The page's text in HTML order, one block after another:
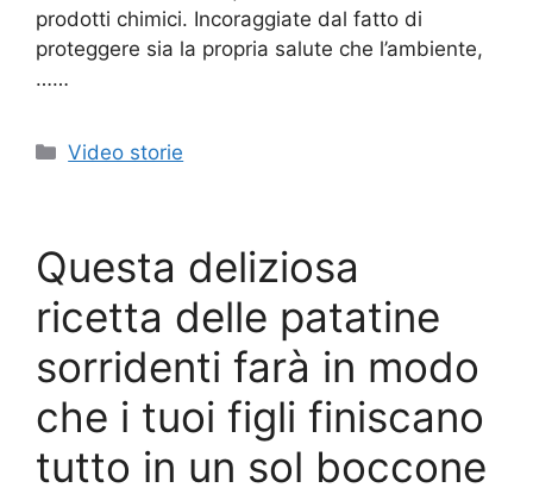
prodotti chimici. Incoraggiate dal fatto di
proteggere sia la propria salute che l’ambiente,
……
Categorie
Video storie
Questa deliziosa
ricetta delle patatine
sorridenti farà in modo
che i tuoi figli finiscano
tutto in un sol boccone